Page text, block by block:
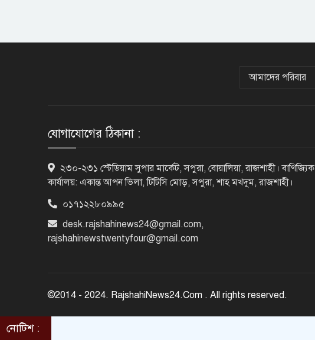
আমাদের পরিবার
যোগাযোগের ঠিকানা :
২৩০-২৩১ স্টেডিয়াম সুপার মার্কেট, সপুরা, বোয়ালিয়া, রাজশাহী। বাণিজ্যিক
কার্যালয়: একান্ত আপন ভিলা, টিটিসি মোড়, সপুরা, শাহ মখদুম, রাজশাহী।
০১৭১২২৮০৯৯৫
desk.rajshahinews24@gmail.com,
rajshahinewstwentyfour@gmail.com
©2014 - 2024. RajshahiNews24.Com . All rights reserved.
নোটিশ :